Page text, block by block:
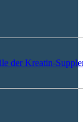
der Kreatin-